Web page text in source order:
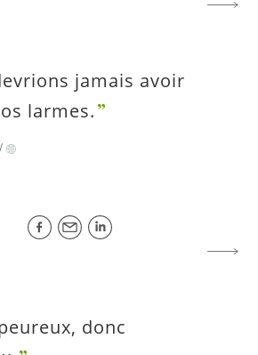
jamais avoir
larmes.
/
donc